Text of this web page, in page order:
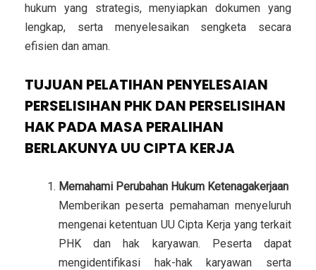
hukum yang strategis, menyiapkan dokumen yang
lengkap, serta menyelesaikan sengketa secara
efisien dan aman.
TUJUAN PELATIHAN PENYELESAIAN
PERSELISIHAN PHK DAN PERSELISIHAN
HAK PADA MASA PERALIHAN
BERLAKUNYA UU CIPTA KERJA
Memahami Perubahan Hukum Ketenagakerjaan
Memberikan peserta pemahaman menyeluruh
mengenai ketentuan UU Cipta Kerja yang terkait
PHK dan hak karyawan. Peserta dapat
mengidentifikasi hak-hak karyawan serta